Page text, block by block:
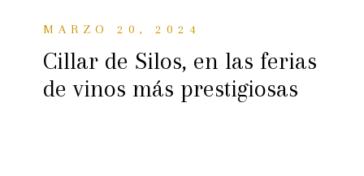
MARZO 20, 2024
Cillar de Silos, en las ferias
de vinos más prestigiosas